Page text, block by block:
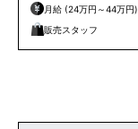
月給 (24万円～44万円)
販売スタッフ